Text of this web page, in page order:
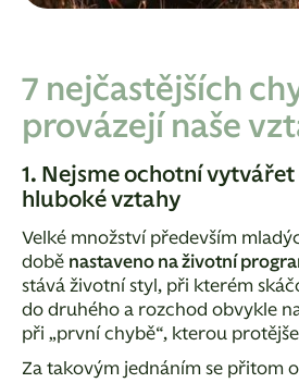
7 nejčastějších
provázejí naše
1. Nejsme ochotní
hluboké vztahy
Velké množství především
době nastaveno na životní
stává životní styl, při kterém
do druhého a rozchod obvykle
při „první chybě“, kterou
Za takovým jednáním se přitom